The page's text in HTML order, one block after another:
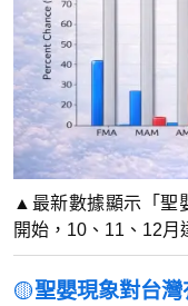
▲最新數據顯示「聖
開始，10、11、12月
🟡聖嬰現象對台灣